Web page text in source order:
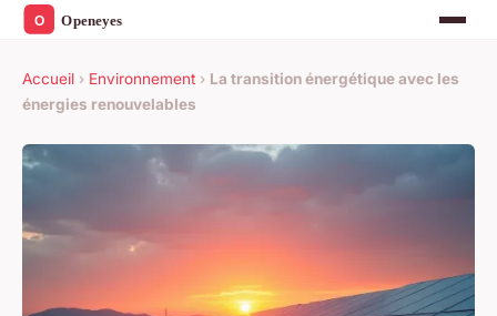
Accueil › Environnement › La transition énergétique avec les
énergies renouvelables